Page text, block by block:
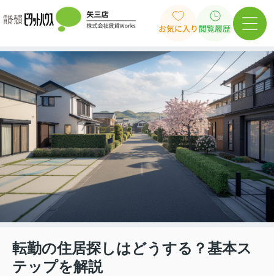
お気に入り 閲覧履歴
転勤の住居探しはどうする？基本ス
テップを解説